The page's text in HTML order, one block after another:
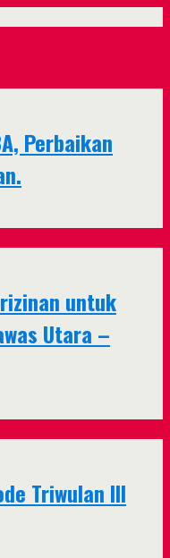
Perbaikan
untuk
Utara –
Triwulan III